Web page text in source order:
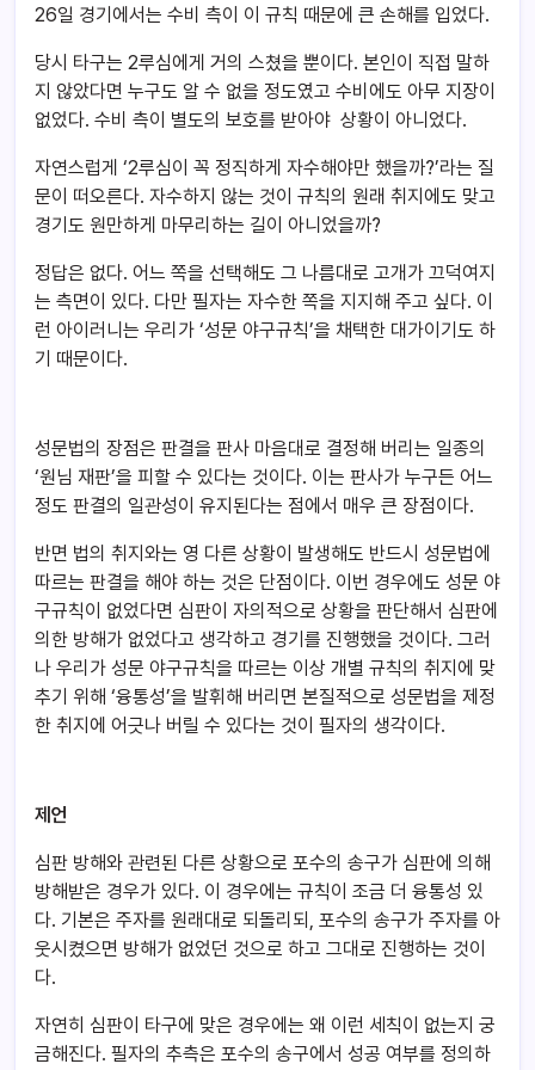
26일 경기에서는 수비 측이 이 규칙 때문에 큰 손해를 입었다.
당시 타구는 2루심에게 거의 스쳤을 뿐이다. 본인이 직접 말하
지 않았다면 누구도 알 수 없을 정도였고 수비에도 아무 지장이
없었다. 수비 측이 별도의 보호를 받아야 상황이 아니었다.
자연스럽게 ‘2루심이 꼭 정직하게 자수해야만 했을까?’라는 질
문이 떠오른다. 자수하지 않는 것이 규칙의 원래 취지에도 맞고
경기도 원만하게 마무리하는 길이 아니었을까?
정답은 없다. 어느 쪽을 선택해도 그 나름대로 고개가 끄덕여지
는 측면이 있다. 다만 필자는 자수한 쪽을 지지해 주고 싶다. 이
런 아이러니는 우리가 ‘성문 야구규칙’을 채택한 대가이기도 하
기 때문이다.
성문법의 장점은 판결을 판사 마음대로 결정해 버리는 일종의
‘원님 재판’을 피할 수 있다는 것이다. 이는 판사가 누구든 어느
정도 판결의 일관성이 유지된다는 점에서 매우 큰 장점이다.
반면 법의 취지와는 영 다른 상황이 발생해도 반드시 성문법에
따르는 판결을 해야 하는 것은 단점이다. 이번 경우에도 성문 야
구규칙이 없었다면 심판이 자의적으로 상황을 판단해서 심판에
의한 방해가 없었다고 생각하고 경기를 진행했을 것이다. 그러
나 우리가 성문 야구규칙을 따르는 이상 개별 규칙의 취지에 맞
추기 위해 ‘융통성’을 발휘해 버리면 본질적으로 성문법을 제정
한 취지에 어긋나 버릴 수 있다는 것이 필자의 생각이다.
제언
심판 방해와 관련된 다른 상황으로 포수의 송구가 심판에 의해
방해받은 경우가 있다. 이 경우에는 규칙이 조금 더 융통성 있
다. 기본은 주자를 원래대로 되돌리되, 포수의 송구가 주자를 아
웃시켰으면 방해가 없었던 것으로 하고 그대로 진행하는 것이
다.
자연히 심판이 타구에 맞은 경우에는 왜 이런 세칙이 없는지 궁
금해진다. 필자의 추측은 포수의 송구에서 성공 여부를 정의하